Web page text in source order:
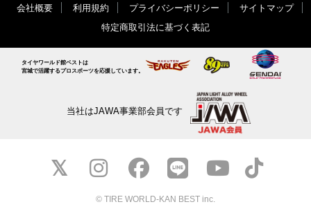
会社概要 利用規約 プライバシーポリシー
サイトマップ
特定商取引法に基づく表記
タイヤワールド館ベストは
宮城で活躍するプロスポーツを応援しています。
当社はJAWA事業部会員です
© TIRE WORLD-KAN BEST inc.